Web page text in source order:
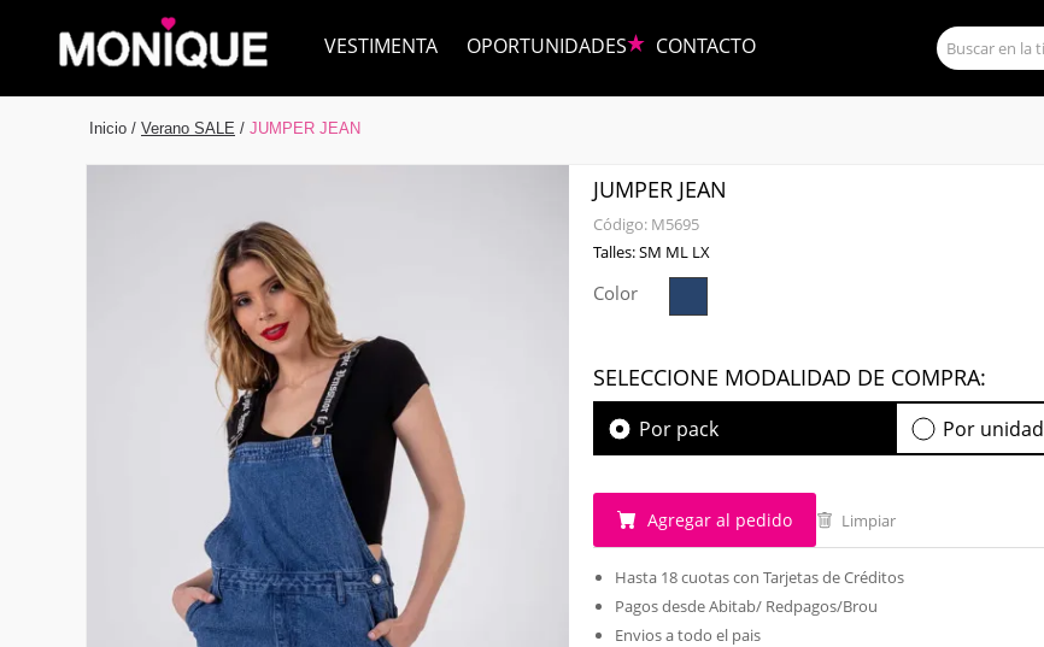
VESTIMENTA OPORTUNIDADES CONTACTO
Inicio / Verano SALE / JUMPER JEAN
JUMPER JEAN
Código: M5695
Talles: SM ML LX
Color
SELECCIONE MODALIDAD DE COMPRA:
Por pack Por unidad
Agregar al pedido Limpiar
Hasta 18 cuotas con Tarjetas de Créditos
Pagos desde Abitab/ Redpagos/Brou
Envios a todo el pais